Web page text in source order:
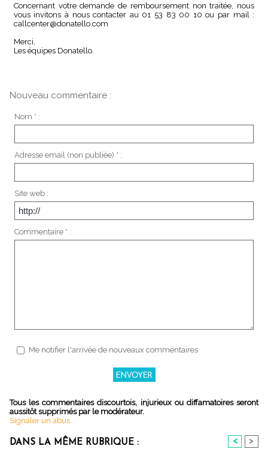
Concernant votre demande de remboursement non traitée, nous
vous invitons à nous contacter au 01 53 83 00 10 ou par mail :
callcenter@donatello.com
Merci,
Les équipes Donatello.
Nouveau commentaire :
Nom * :
Adresse email (non publiée) * :
Site web :
Commentaire * :
Me notifier l'arrivée de nouveaux commentaires
Tous les commentaires discourtois, injurieux ou diffamatoires seront
aussitôt supprimés par le modérateur.
Signaler un abus
DANS LA MÊME RUBRIQUE : < >